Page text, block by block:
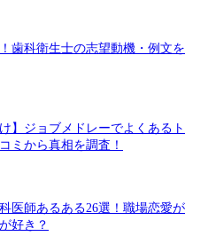
歯科衛生士の志望動機・例文を
】ジョブメドレーでよくあるト
ミから真相を調査！
医師あるある26選！職場恋愛が
好き？